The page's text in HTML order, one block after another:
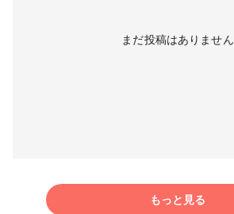
まだ投稿はありません
もっと見る